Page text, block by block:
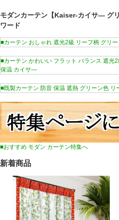
モダンカーテン【Kaiser-カイサ― グ
ワード
■カーテン おしゃれ 遮光2級 リーフ柄 グリ
■カーテン かわいい フラット バランス 遮光
保温 カイサ―
■既製カーテン 防音 保温 遮熱 グリーン色 リ
■おすすめ モダン カーテン特集へ
新着商品